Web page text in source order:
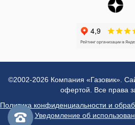
©2002-2026 Компания «Газовик».
офертой. Все права
Политика конфиденциальности и
Уведомление об